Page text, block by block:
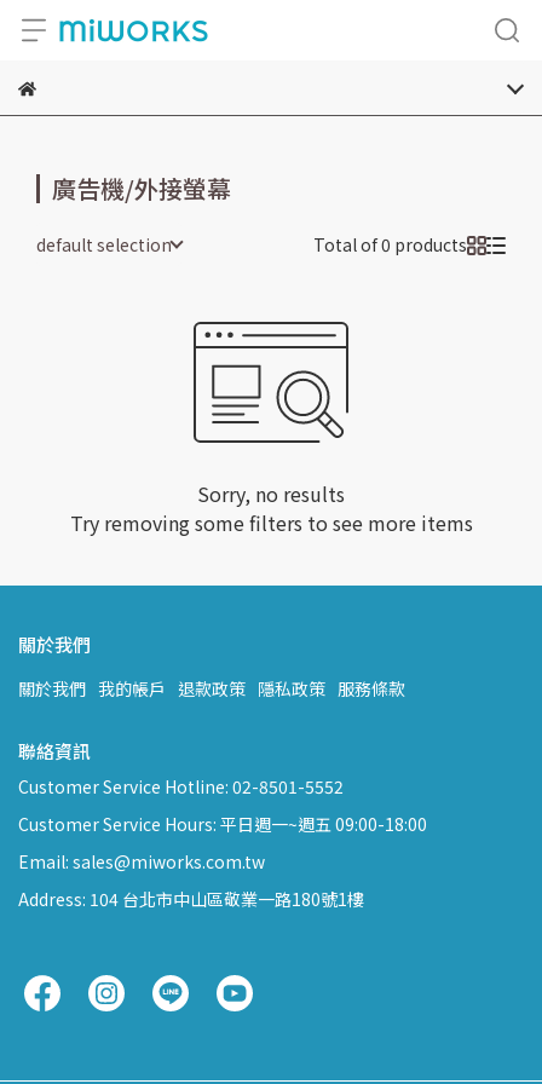
廣告機/外接螢幕
default selection Total of 0 products
Sorry, no results
Try removing some filters to see more items
關於我們
關於我們 我的帳戶 退款政策 隱私政策 服務條款
聯絡資訊
Customer Service Hotline: 02-8501-5552
Customer Service Hours: 平日週一~週五 09:00-18:00
Email: sales@miworks.com.tw
Address: 104 台北市中山區敬業一路180號1樓